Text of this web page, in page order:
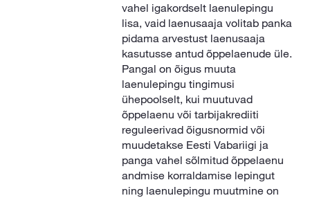
vahel igakordselt laenulepingu
lisa, vaid laenusaaja volitab panka
pidama arvestust laenusaaja
kasutusse antud õppelaenude üle.
Pangal on õigus muuta
laenulepingu tingimusi
ühepoolselt, kui muutuvad
õppelaenu või tarbijakrediiti
reguleerivad õigusnormid või
muudetakse Eesti Vabariigi ja
panga vahel sõlmitud õppelaenu
andmise korraldamise lepingut
ning laenulepingu muutmine on